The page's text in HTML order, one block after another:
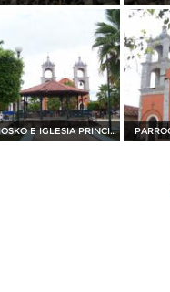
KIOSKO E IGLESIA PRINCIPAL